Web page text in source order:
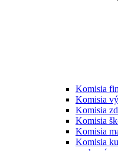
Komisia
Komisia
Komisia
Komisia
Komisia
Komisia